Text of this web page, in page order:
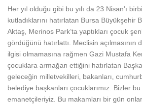
Her yıl olduğu gibi bu yılı da 23 Nisan’ı
kutladıklarını hatırlatan Bursa Büyükşehir
Aktaş, Merinos Park’ta yaptıkları çocuk
gördüğünü hatırlattı. Meclisin
ilgisi olmamasına rağmen Gazi Mustafa
çocuklara armağan ettiğini hatırlatan
geleceğin milletvekilleri, bakanları,
belediye başkanları çocuklarımız. Bizler
emanetçileriyiz. Bu makamları bir gün